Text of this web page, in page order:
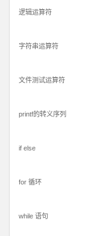
逻辑运算符
字符串运算符
文件测试运算符
printf的转义序列
if else
for 循环
while 语句